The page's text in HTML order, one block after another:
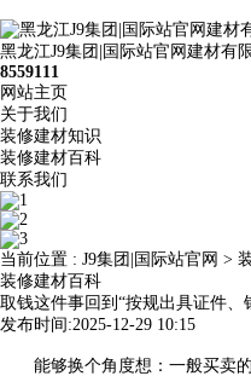
黑龙江J9集团|国际站官网建材有
8559111
网站主页
关于我们
装修建材知识
装修建材百科
联系我们
当前位置 : J9集团|国际站官网 >
装修建材百科
取钱这件事回到“按规出具证件、
发布时间:2025-12-29 10:15
能够换个角度想：一般买卖的